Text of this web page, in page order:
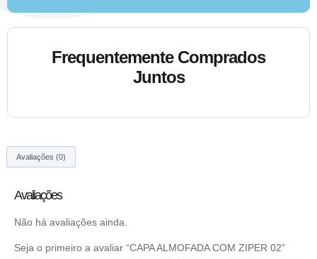
Frequentemente Comprados
Juntos
Avaliações (0)
Avaliações
Não há avaliações ainda.
Seja o primeiro a avaliar “CAPA ALMOFADA COM ZIPER 02”